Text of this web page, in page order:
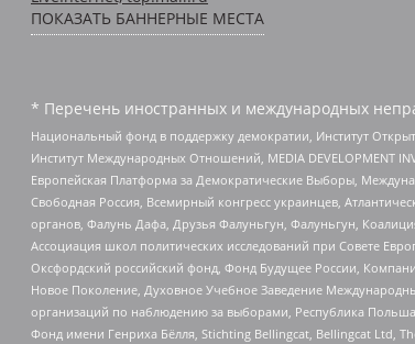
ПОКАЗАТЬ БАННЕРНЫЕ МЕСТА
* Перечень иностранных и международных
Национальный фонд в поддержку демократии, Институт
Институт Международных Отношений, MEDIA DEVELOPMENT
Европейская Платформа за Демократические Выборы,
Свободная Россия, Всемирный конгресс украинцев,
органов, Фалунь Дафа, Друзья Фалуньгун, Фалуньгун,
Ассоциация школ политических исследований при Совете
Оксфордский российский фонд, Фонд Будущее России,
Новое Поколение, Духовное Учебное Заведение
организаций по наблюдению за выборами, Республика
Фонд имени Генриха Бёлля, Stichting Bellingcat, Bellingcat Ltd,